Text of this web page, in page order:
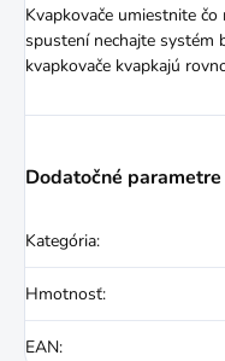
Kvapkovače umiestnite
spustení nechajte systém
kvapkovače kvapkajú
Dodatočné parametre
Kategória:
Hmotnosť:
EAN: